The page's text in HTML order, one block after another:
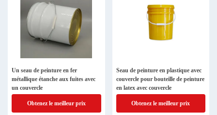
Un seau de peinture en fer
métallique étanche aux fuites avec
un couvercle
Obtenez le meilleur prix
Seau de peinture en plastique avec
couvercle pour bouteille de peinture
en latex avec couvercle
Obtenez le meilleur prix